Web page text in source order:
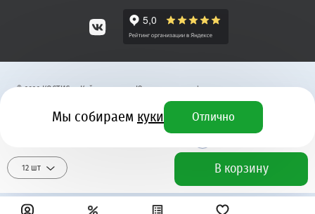
12 шт В корзину
©2026 КОСТИС — Кейтеринг. Юридическая информация
Мы собираем куки Отлично